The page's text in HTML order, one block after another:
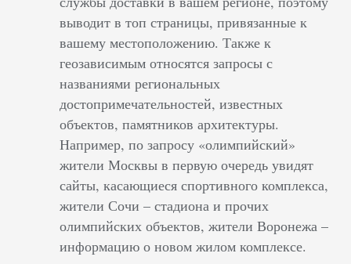
выводит в топ страницы, привязанные к
вашему местоположению. Также к
геозависимым относятся запросы с
названиями региональных
достопримечательностей, известных
объектов, памятников архитектуры.
Например, по запросу «олимпийский»
жители Москвы в первую очередь увидят
сайты, касающиеся спортивного комплекса,
жители Сочи – стадиона и прочих
олимпийских объектов, жители Воронежа –
информацию о новом жилом комплексе.